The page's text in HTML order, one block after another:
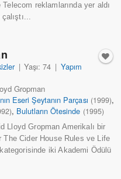
reklamlarında yer aldı
| Yaşı: 74 | Yapım
Gropman
Eseri Şeytanın Parçası (1999),
, Bulutların Ötesinde (1995)
Lloyd Gropman Amerikalı bir
The Cider House Rules ve Life
iki Akademi Ödülü